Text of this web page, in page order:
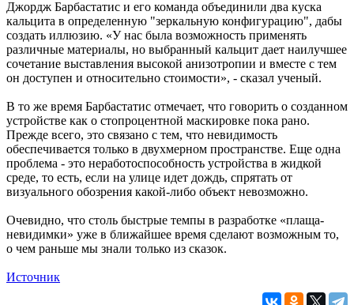
Джордж Барбастатис и его команда объединили два куска
кальцита в определенную "зеркальную конфигурацию", дабы
создать иллюзию. «У нас была возможность применять
различные материалы, но выбранный кальцит дает наилучшее
сочетание выставления высокой анизотропии и вместе с тем
он доступен и относительно стоимости», - сказал ученый.
В то же время Барбастатис отмечает, что говорить о созданном
устройстве как о стопроцентной маскировке пока рано.
Прежде всего, это связано с тем, что невидимость
обеспечивается только в двухмерном пространстве. Еще одна
проблема - это неработоспособность устройства в жидкой
среде, то есть, если на улице идет дождь, спрятать от
визуального обозрения какой-либо объект невозможно.
Очевидно, что столь быстрые темпы в разработке «плаща-
невидимки» уже в ближайшее время сделают возможным то,
о чем раньше мы знали только из сказок.
Источник